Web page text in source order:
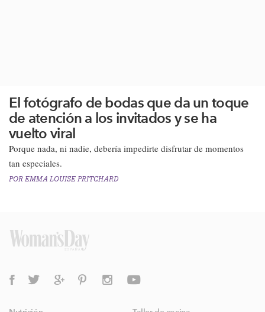
El fotógrafo de bodas que da un toque
de atención a los invitados y se ha
vuelto viral
Porque nada, ni nadie, debería impedirte disfrutar de momentos
tan especiales.
POR EMMA LOUISE PRITCHARD